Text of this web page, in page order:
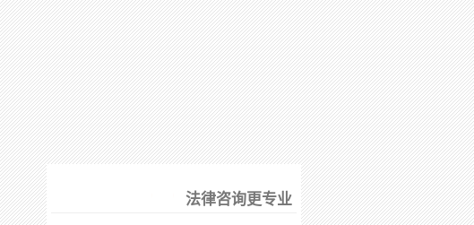
法律咨询更专业